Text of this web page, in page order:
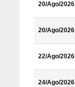
20/Ago/2026
20/Ago/2026
22/Ago/2026
24/Ago/2026